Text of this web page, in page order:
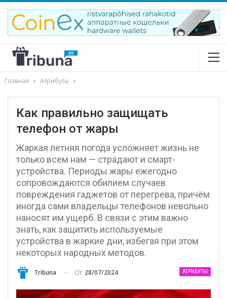
Главная Атрибуты
Как правильно защищать
телефон от жары
Жаркая летняя погода усложняет жизнь не
только всем нам — страдают и смарт-
устройства. Периоды жары ежегодно
сопровождаются обилием случаев
повреждения гаджетов от перегрева, причём
иногда сами владельцы телефонов невольно
наносят им ущерб. В связи с этим важно
знать, как защитить используемые
устройства в жаркие дни, избегая при этом
некоторых народных методов.
АТРИБУТЫ
Tribuna От 28/07/2024